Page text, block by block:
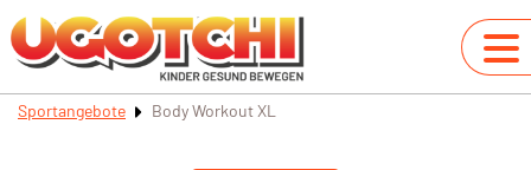
Sportangebote Body Workout XL